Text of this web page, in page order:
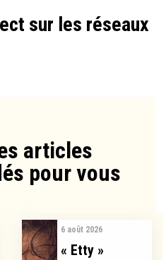
sur les réseaux
articles
pour vous​
6 août 2026
« Etty »